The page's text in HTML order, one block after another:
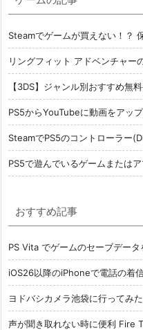
Steamでゲームが買えない！？
リングフィット アドベンチャー
【3DS】ジャンル別おすすめ無
PS5からYouTubeに動画をアッ
SteamでPS5のコントローラー
PS5で遊んでいるゲームまたは
おすすめ記事
PS Vita でゲームのセーブデー
iOS26以降のiPhoneで電話の着
ヨドバシカメラ池袋に行ってみた
声が聞き取れない時に便利 Fire